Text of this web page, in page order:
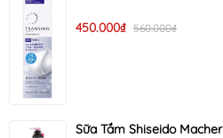
450.000₫ 560.000₫
Sữa Tắm Shiseido